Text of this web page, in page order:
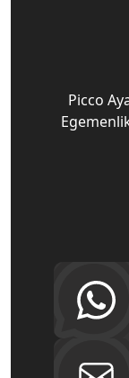
Picco